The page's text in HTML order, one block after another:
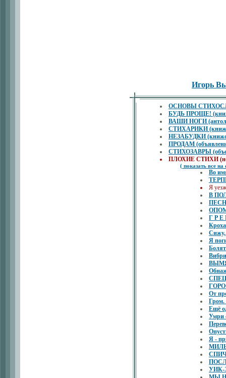
Игорь
ОСНОВЫ
БУДЬ ПРОЩЕ!
ВАШИ НОГИ
СТИХАРИКИ
НЕЗАБУДКИ
ПРОДАМ
СТИХОЗАВРЫ
ПЛОХИЕ СТИХИ
( показать все на
Во
Я
В
Г Р
Сижу,
Я
От
Гром.
Ещё
Умри
Я -
УИК-